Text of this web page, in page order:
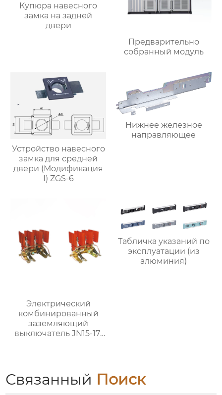
Купюра навесного
замка на задней
двери
Предварительно
собранный модуль
Устройство навесного
замка для средней
двери (Модификация
I) ZGS-6
Нижнее железное
направляющее
Электрический
комбинированный
заземляющий
выключатель JN15-17-
Табличка указаний по
эксплуатации (из
алюминия)
Связанный Поиск